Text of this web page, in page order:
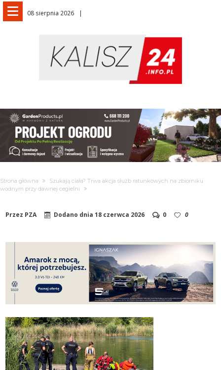
08 sierpnia 2026
Strona główna
Szukają ciała? Trwa akcja służb ratunkowych na zbiorniku
wodnym przy dawnej cegielni
Przez PZA Dodano dnia18 czerwca 2026 0 0